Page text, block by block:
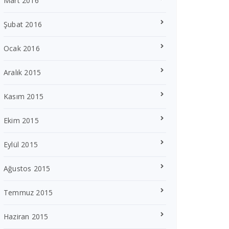
Şubat 2016
Ocak 2016
Aralık 2015
Kasım 2015
Ekim 2015
Eylül 2015
Ağustos 2015
Temmuz 2015
Haziran 2015